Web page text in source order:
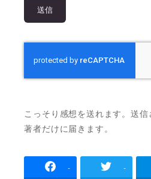
こっそり感想を送れます。送
著者だけに届きます。
- -